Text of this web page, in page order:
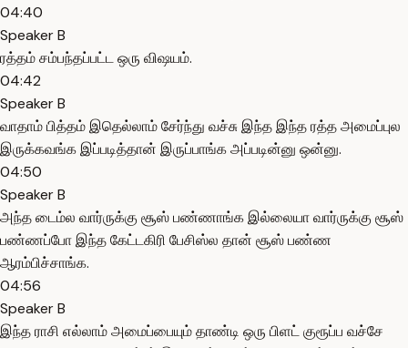
04:40
Speaker B
ரத்தம் சம்பந்தப்பட்ட ஒரு விஷயம்.
04:42
Speaker B
வாதாம் பித்தம் இதெல்லாம் சேர்ந்து வச்சு இந்த இந்த ரத்த அமைப்புல
இருக்கவங்க இப்படித்தான் இருப்பாங்க அப்படின்னு ஒன்னு.
04:50
Speaker B
அந்த டைம்ல வார்ருக்கு சூஸ் பண்ணாங்க இல்லையா வார்ருக்கு சூஸ்
பண்ணப்போ இந்த கேட்டகிரி பேசிஸ்ல தான் சூஸ் பண்ண
ஆரம்பிச்சாங்க.
04:56
Speaker B
இந்த ராசி எல்லாம் அமைப்பையும் தாண்டி ஒரு பிளட் குரூப்ப வச்சே